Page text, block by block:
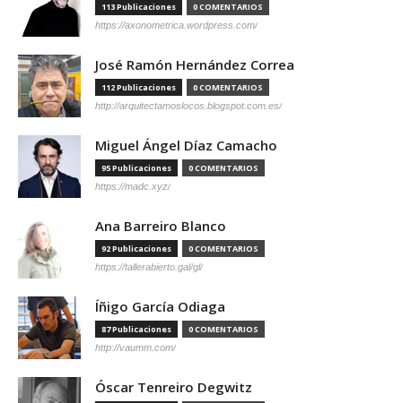
113 Publicaciones 0 COMENTARIOS
https://axonometrica.wordpress.com/
José Ramón Hernández Correa
112 Publicaciones 0 COMENTARIOS
http://arquitectamoslocos.blogspot.com.es/
Miguel Ángel Díaz Camacho
95 Publicaciones 0 COMENTARIOS
https://madc.xyz/
Ana Barreiro Blanco
92 Publicaciones 0 COMENTARIOS
https://tallerabierto.gal/gl/
Íñigo García Odiaga
87 Publicaciones 0 COMENTARIOS
http://vaumm.com/
Óscar Tenreiro Degwitz